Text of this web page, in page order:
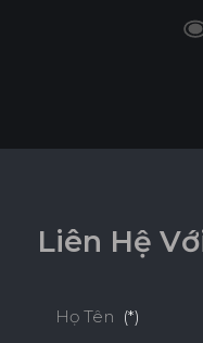
Liên Hệ Vớ
Họ Tên (*)